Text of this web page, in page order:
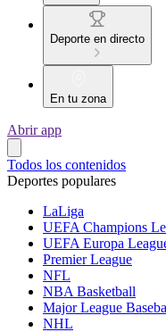
Deporte en directo
En tu zona
Abrir app
Todos los contenidos
Deportes populares
LaLiga
UEFA Champions
UEFA Europa
Premier League
NFL
NBA Basketball
Major League
NHL